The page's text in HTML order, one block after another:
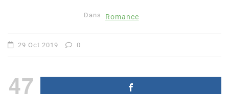
Dans Romance
29 Oct 2019 0
47